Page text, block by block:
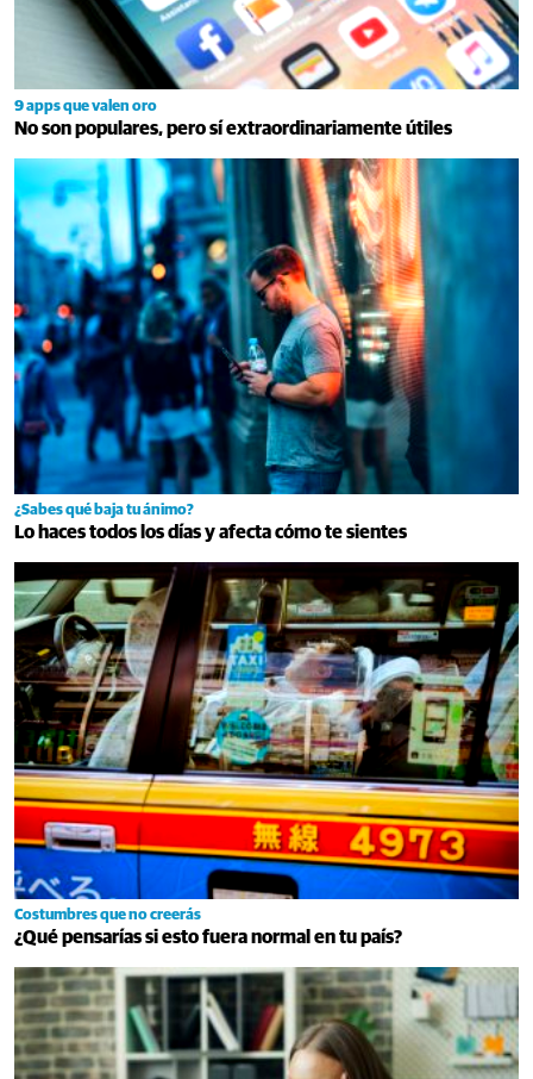
9 apps que valen oro
No son populares, pero sí extraordinariamente útiles
¿Sabes qué baja tu ánimo?
Lo haces todos los días y afecta cómo te sientes
Costumbres que no creerás
¿Qué pensarías si esto fuera normal en tu país?